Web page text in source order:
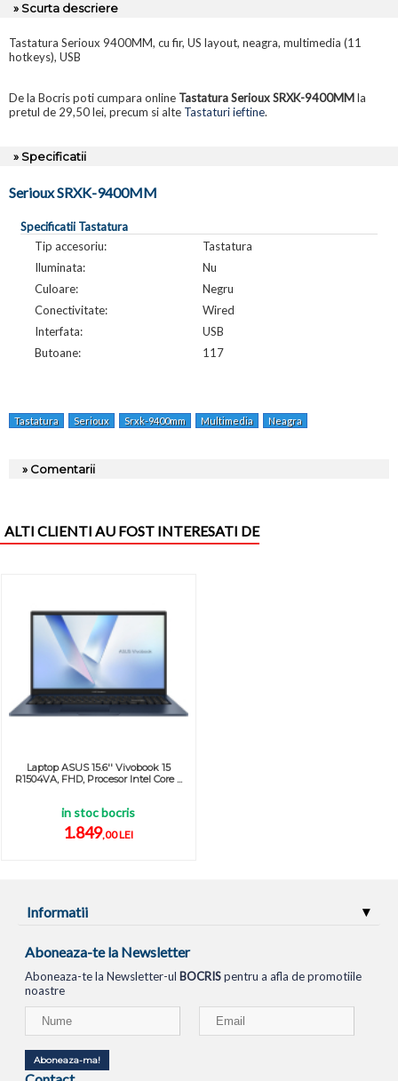
» Scurta descriere
Tastatura Serioux 9400MM, cu fir, US layout, neagra, multimedia (11
hotkeys), USB
De la Bocris poti cumpara online Tastatura Serioux SRXK-9400MMla
pretul de 29,50 lei, precum si alte Tastaturi ieftine.
» Specificatii
Serioux SRXK-9400MM
Specificatii Tastatura
Tip accesoriu:
Tastatura
Iluminata:
Nu
Culoare:
Negru
Conectivitate:
Wired
Interfata:
USB
Butoane:
117
Tastatura Serioux Srxk-9400mm Multimedia Neagra
» Comentarii
ALTI CLIENTI AU FOST INTERESATI DE
Laptop ASUS 15.6'' Vivobook 15
R1504VA, FHD, Procesor Intel Core ...
in stoc bocris
1.849,00 LEI
Informatii
Aboneaza-te la Newsletter
Aboneaza-te la Newsletter-ul BOCRISpentru a afla de promotiile
noastre
Aboneaza-ma!